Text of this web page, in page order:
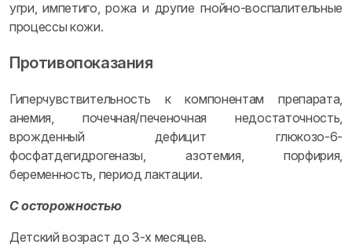
угри, импетиго, рожа и другие гнойно-воспалительные
процессы кожи.
Противопоказания
Гиперчувствительность к компонентам препарата,
анемия, почечная/печеночная недостаточность,
врожденный дефицит глюкозо-6-
фосфатдегидрогеназы, азотемия, порфирия,
беременность, период лактации.
С осторожностью
Детский возраст до 3-х месяцев.